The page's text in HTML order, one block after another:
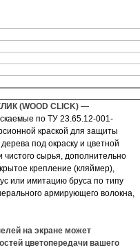
(WOOD CLICK) —
по ТУ 23.65.12-001-
краской для защиты
под окраску и цветной
чистого сырья, дополнительно
крепление (кляймер),
или имитацию бруса по типу
армирующего волокна,
на экране может
цветопередачи вашего